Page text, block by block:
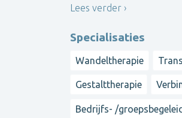
Lees verder
Specialisaties
Wandeltherapie
Gestalttherapie
Bedrijfs- /